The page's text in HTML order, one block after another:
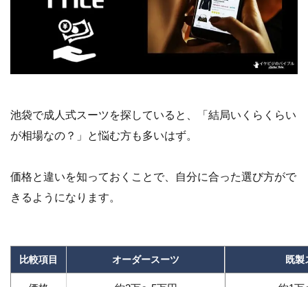
池袋で成人式スーツを探していると、「結局いくらくらい
が相場なの？」と悩む方も多いはず。
価格と違いを知っておくことで、自分に合った選び方がで
きるようになります。
比較項目 オーダースーツ 既製